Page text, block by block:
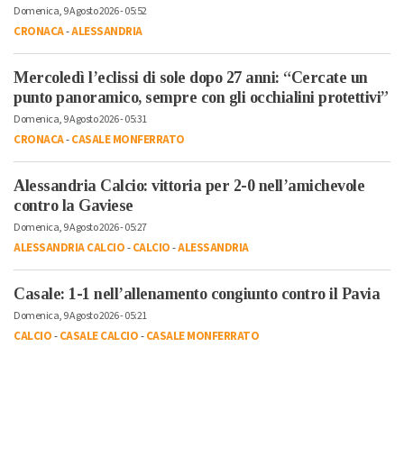
Domenica, 9 Agosto 2026 - 05:52
CRONACA-ALESSANDRIA
Mercoledì l’eclissi di sole dopo 27 anni: “Cercate un
punto panoramico, sempre con gli occhialini protettivi”
Domenica, 9 Agosto 2026 - 05:31
CRONACA-CASALE MONFERRATO
Alessandria Calcio: vittoria per 2-0 nell’amichevole
contro la Gaviese
Domenica, 9 Agosto 2026 - 05:27
ALESSANDRIA CALCIO-CALCIO-ALESSANDRIA
Casale: 1-1 nell’allenamento congiunto contro il Pavia
Domenica, 9 Agosto 2026 - 05:21
CALCIO-CASALE CALCIO-CASALE MONFERRATO